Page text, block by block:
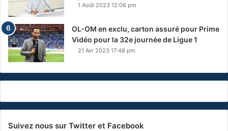
1 Août 2023 12:06 pm
OL-OM en exclu, carton assuré pour Prime
Vidéo pour la 32e journée de Ligue 1
21 Avr 2023 17:48 pm
Suivez nous sur Twitter et Facebook